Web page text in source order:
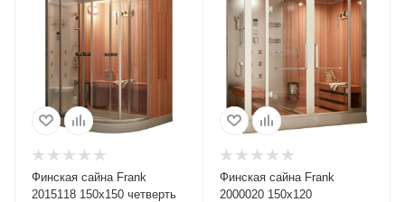
Финская сайна Frank
2015118 150х150 четверть
Финская сайна Frank
2000020 150х120